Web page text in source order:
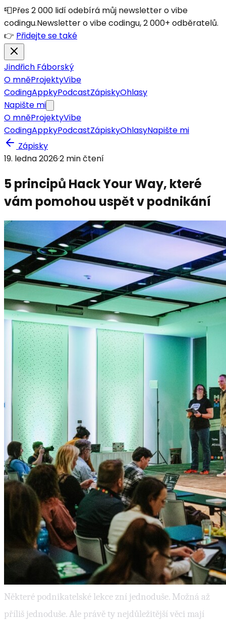
📮Přes 2 000 lidí odebírá můj newsletter o vibe
codingu.Newsletter o vibe codingu, 2 000+ odběratelů.
👉 Přidejte se také
Jindřich Fáborský
O mněProjektyVibe
CodingAppkyPodcastZápiskyOhlasy
Napište mi
O mněProjektyVibe
CodingAppkyPodcastZápiskyOhlasyNapište mi
Zápisky
19. ledna 2026·2 min čtení
5 principů Hack Your Way, které
vám pomohou uspět v podnikání
Některé podnikatelské lekce zní jednoduše. Možná až
příliš jednoduše. Ale právě ty nejdůležitější věci mají